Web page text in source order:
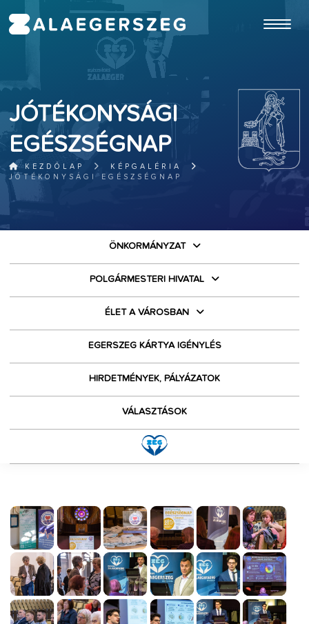
JÓTÉKONYSÁGI
EGÉSZSÉGNAP
KEZDŐLAP
KÉPGALÉRIA
JÓTÉKONYSÁGI EGÉSZSÉGNAP
ÖNKORMÁNYZAT
POLGÁRMESTERI HIVATAL
ÉLET A VÁROSBAN
EGERSZEG KÁRTYA IGÉNYLÉS
HIRDETMÉNYEK, PÁLYÁZATOK
VÁLASZTÁSOK